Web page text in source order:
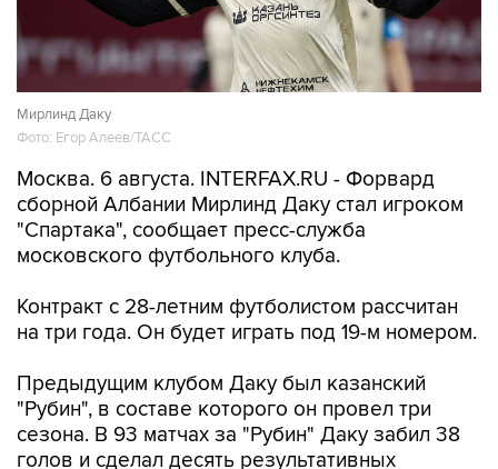
Мирлинд Даку
Фото: Егор Алеев/ТАСС
Москва. 6 августа. INTERFAX.RU - Форвард
сборной Албании Мирлинд Даку стал игроком
"Спартака", сообщает пресс-служба
московского футбольного клуба.
Контракт с 28-летним футболистом рассчитан
на три года. Он будет играть под 19-м номером.
Предыдущим клубом Даку был казанский
"Рубин", в составе которого он провел три
сезона. В 93 матчах за "Рубин" Даку забил 38
голов и сделал десять результативных